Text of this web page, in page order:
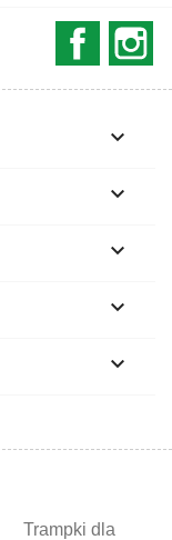





Trampki dla